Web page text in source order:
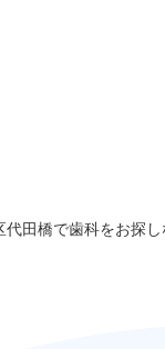
橋で歯科をお探し